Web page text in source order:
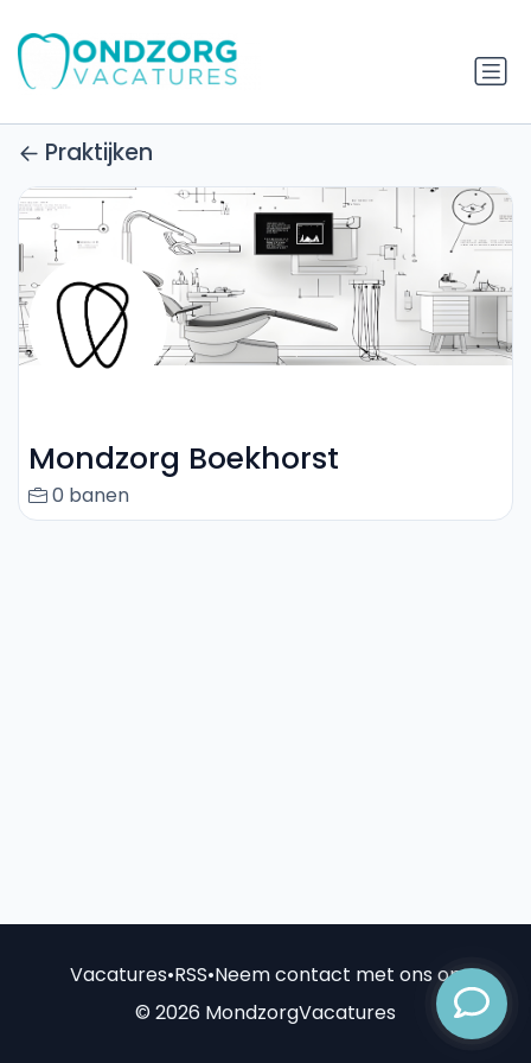
Praktijken
Mondzorg Boekhorst
0 banen
Vacatures•RSS•Neem contact met ons op
© 2026 MondzorgVacatures